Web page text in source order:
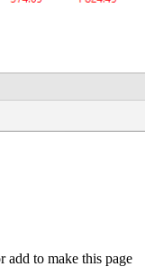
add to make this page